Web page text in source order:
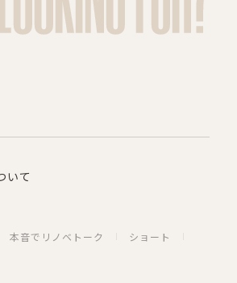
いて
本音でリノベトーク
ショート